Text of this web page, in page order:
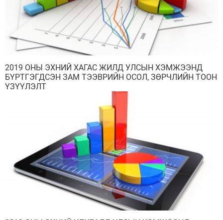
2019 ОНЫ ЭХНИЙ ХАГАС ЖИЛД УЛСЫН ХЭМЖЭЭНД
БҮРТГЭГДСЭН ЗАМ ТЭЭВРИЙН ОСОЛ, ЗӨРЧЛИЙН ТООН
ҮЗҮҮЛЭЛТ